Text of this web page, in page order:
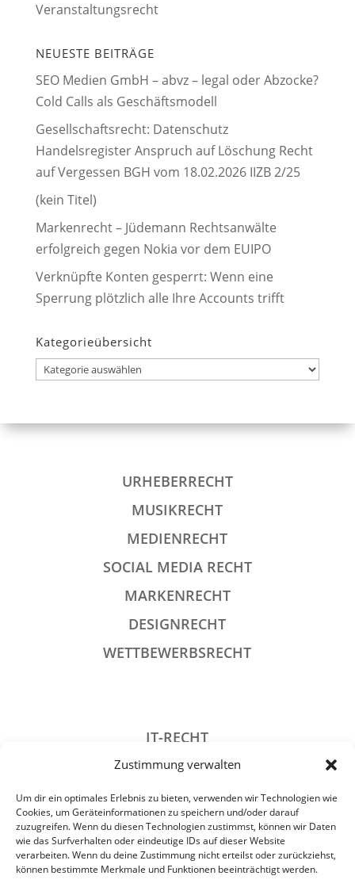
Zustimmung verwalten
Um dir ein optimales Erlebnis zu bieten, verwenden wir Technologien wie
Cookies, um Geräteinformationen zu speichern und/oder darauf
zuzugreifen. Wenn du diesen Technologien zustimmst, können wir Daten
wie das Surfverhalten oder eindeutige IDs auf dieser Website
verarbeiten. Wenn du deine Zustimmung nicht erteilst oder zurückziehst,
können bestimmte Merkmale und Funktionen beeinträchtigt werden.
Veranstaltungsrecht
NEUESTE BEITRÄGE
SEO Medien GmbH – abvz – legal oder Abzocke?
Cold Calls als Geschäftsmodell
Gesellschaftsrecht: Datenschutz
Handelsregister Anspruch auf Löschung Recht
auf Vergessen BGH vom 18.02.2026 IIZB 2/25
(kein Titel)
Markenrecht – Jüdemann Rechtsanwälte
erfolgreich gegen Nokia vor dem EUIPO
Verknüpfte Konten gesperrt: Wenn eine
Sperrung plötzlich alle Ihre Accounts trifft
Kategorieübersicht
Kategorieübersicht
URHEBERRECHT
MUSIKRECHT
MEDIENRECHT
SOCIAL MEDIA RECHT
MARKENRECHT
DESIGNRECHT
WETTBEWERBSRECHT
IT-RECHT
DATENSCHUTZRECHT
STRAFRECHT
GESELLSCHAFTSRECHT
VERANSTALTUNGSRECHT